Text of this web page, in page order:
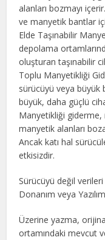
alanları bozmayı
ve manyetik bantlar
Elde Taşınabilir
depolama
oluşturan taşınabilir
Toplu Manyetikliği
sürücüyü veya büyük
büyük, daha güçlü
Manyetikliği
manyetik alanları
Ancak katı hal
etkisizdir.
Sürücüyü değil
Donanım veya
Üzerine yazma,
ortamındaki mevcut